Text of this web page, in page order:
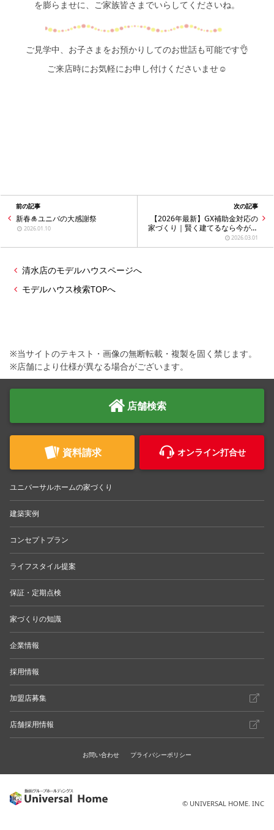
を膨らませに、ご家族皆さまでいらしてくださいね。
ご見学中、お子さまをお預かりしてのお世話も可能です👌
ご来店時にお気軽にお申し付けくださいませ☺️
前の記事
新春🎍ユニバの大感謝祭
2026.01.10
次の記事
【2026年最新】GX補助金対応の
家づくり｜賢く建てるなら今がチ
ャンス！住宅🍀
2026.03.01
清水店のモデルハウスページへ
モデルハウス検索TOPへ
※当サイトのテキスト・画像の無断転載・複製を固く禁じます。
※店舗により仕様が異なる場合がございます。
店舗検索
資料請求 オンライン打合せ
ユニバーサルホームの家づくり
建築実例
コンセプトプラン
ライフスタイル提案
保証・定期点検
家づくりの知識
企業情報
採用情報
加盟店募集
店舗採用情報
お問い合わせ プライバシーポリシー
© UNIVERSAL HOME. INC